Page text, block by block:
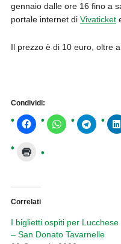
gennaio dalle ore 16 fino a
portale internet di Vivaticket
Il prezzo è di 10 euro, oltre
Condividi:
Correlati
I biglietti ospiti per Lucchese
– San Donato Tavarnelle